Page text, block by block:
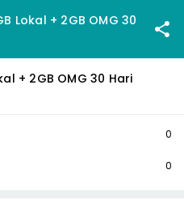
Lokal + 2GB OMG 30
+ 2GB OMG 30 Hari
0
0